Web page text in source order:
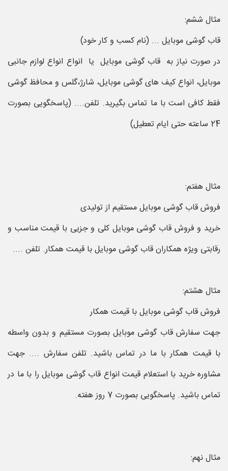
مثال ششم:
قاب گوشی موبایل ... (نام کسب و کار خود)
در صورت نیاز به قاب گوشی موبایل یا انواع انواع لوازم جانبی
موبایل، انواع کیف های گوشی موبایل، شارژ،گلس و محافظ گوشی
فقط کافی است با ما تماس بگیرید. تلفن.... (پاسخگویی بصورت
24 ساعته حتی ایام تعطیل)
مثال هفتم:
فروش قاب گوشی موبایل مستقیم از تولیدی
خرید و فروش قاب گوشی موبایل کلی و جزیی با قیمت مناسب و
رقابتی ویژه همکاران قاب گوشی موبایل با قیمت همکار. تلفن ....
مثال هشتم:
فروش قاب گوشی موبایل با قیمت همکار
جهت سفارش قاب گوشی موبایل بصورت مستقیم و بدون واسطه
با قیمت همکار با ما در تماس باشید. تلفن سفارش .... جهت
مشاوره خرید با استعلام قیمت انواع قاب گوشی موبایل را با ما در
تماس باشید. پاسخگویی بصورت 7 روز هفته.
مثال نهم: